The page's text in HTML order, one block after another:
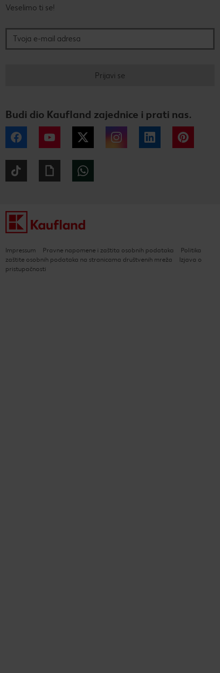
Veselimo ti se!
Prijavi se
Budi dio Kaufland zajednice i prati nas.
Facebook YouTube Twitter Instagram LinkedIn
Giphy
Impressum Pravne napomene i zaštita osobnih podataka
Politika
zaštite osobnih podataka na stranicama društvenih mreža
Izjava o
pristupačnosti